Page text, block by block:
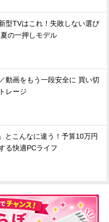
型TVはこれ！失敗しない選び
の一押しモデル
動画をもう一段安全に 買い切
レージ
とこんなに違う！予算10万円
る快適PCライフ